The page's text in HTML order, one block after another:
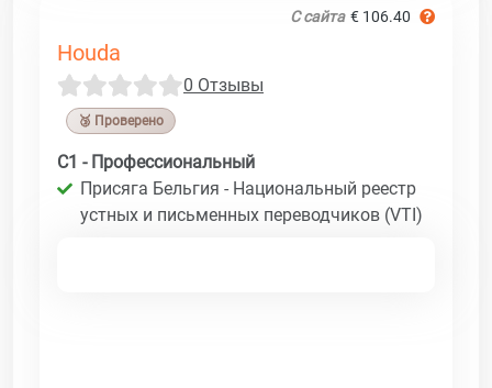
С сайта € 106.40
Houda
0 Отзывы
🥉 Проверено
C1 - Профессиональный
Присяга Бельгия - Национальный реестр
устных и письменных переводчиков (VTI)